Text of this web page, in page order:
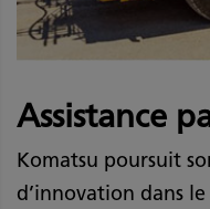
Assistance
Komatsu poursuit
d’innovation dans